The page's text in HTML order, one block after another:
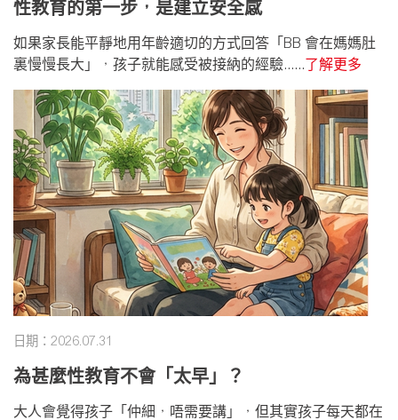
性教育的第一步，是建立安全感
如果家長能平靜地用年齡適切的方式回答「BB 會在媽媽肚
裏慢慢長大」，孩子就能感受被接納的經驗......了解更多
日期：2026.07.31
為甚麼性教育不會「太早」？
大人會覺得孩子「仲細，唔需要講」，但其實孩子每天都在